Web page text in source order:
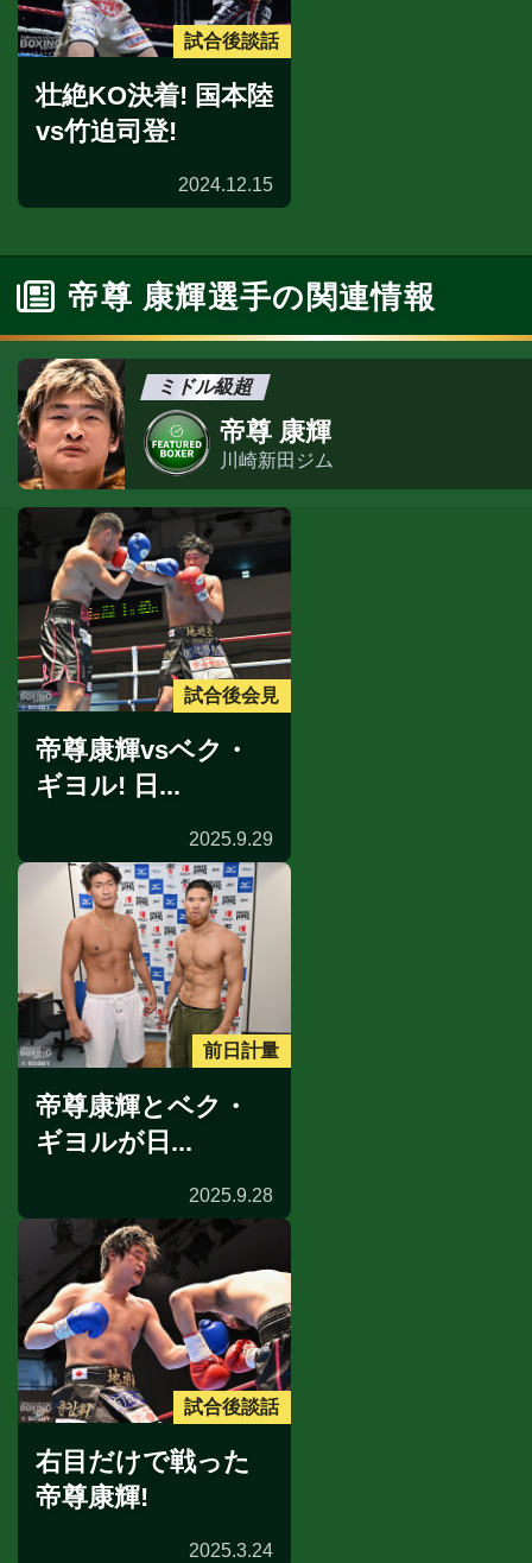
試合後談話
壮絶KO決着! 国本陸
vs竹迫司登!
2024.12.15
帝尊 康輝選手の関連情報
ミドル級超
帝尊 康輝
川崎新田ジム
試合後会見
帝尊康輝vsベク・
ギヨル! 日...
2025.9.29
前日計量
帝尊康輝とベク・
ギヨルが日...
2025.9.28
試合後談話
右目だけで戦った
帝尊康輝!
2025.3.24